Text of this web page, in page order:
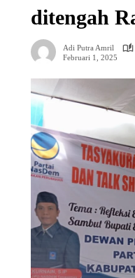
ditengah
Adi Putra Amril
Februari 1, 2025